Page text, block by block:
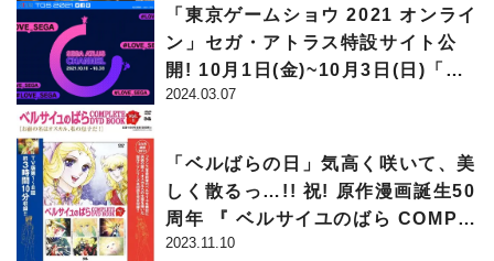
「東京ゲームショウ 2021 オンライ
ン」セガ・アトラス特設サイト公
開! 10月1日(金)~10月3日(日)「SE
GA ATLUS CHANNEL」の配信が
A」キャンペーンを開催!
2024.03.07
「ベルばらの日」気高く咲いて、美
しく散るっ…!! 祝! 原作漫画誕生50
周年 『 ベルサイユのばら COMPL
ETE DVD BOOK 』全5巻 10月よ
2023.11.10